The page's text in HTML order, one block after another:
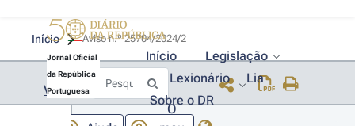
Jornal Oficial
da República
Portuguesa
Início
Legislação
Lexionário
Lia
Sobre o DR
O
Início
Voltar